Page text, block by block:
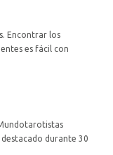
Encontrar los
es fácil con
durante 30